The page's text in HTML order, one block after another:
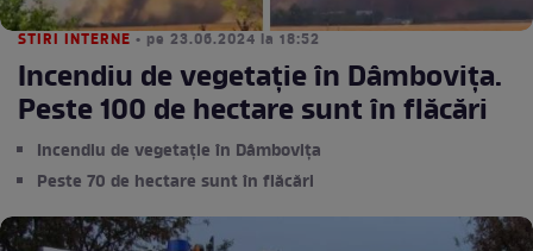
STIRI INTERNE • pe 23.06.2024 la 18:52
Incendiu de vegetație în Dâmbovița.
Peste 100 de hectare sunt în flăcări
Incendiu de vegetație în Dâmbovița
Peste 70 de hectare sunt în flăcări